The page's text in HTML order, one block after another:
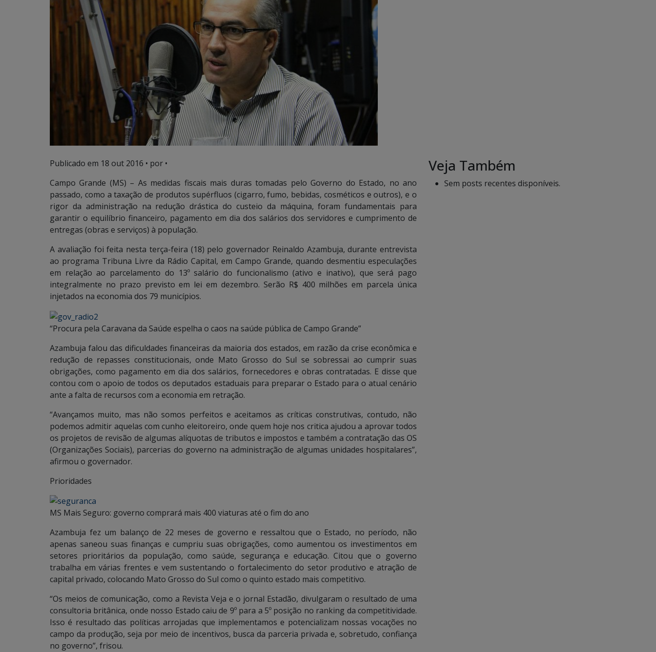
Publicado em 18 out 2016 • por •
Campo Grande (MS) – As medidas fiscais mais duras tomadas pelo Governo do Estado, no ano
passado, como a taxação de produtos supérfluos (cigarro, fumo, bebidas, cosméticos e outros), e o
rigor da administração na redução drástica do custeio da máquina, foram fundamentais para
garantir o equilíbrio financeiro, pagamento em dia dos salários dos servidores e cumprimento de
entregas (obras e serviços) à população.
A avaliação foi feita nesta terça-feira (18) pelo governador Reinaldo Azambuja, durante entrevista
ao programa Tribuna Livre da Rádio Capital, em Campo Grande, quando desmentiu especulações
em relação ao parcelamento do 13º salário do funcionalismo (ativo e inativo), que será pago
integralmente no prazo previsto em lei em dezembro. Serão R$ 400 milhões em parcela única
injetados na economia dos 79 municípios.
“Procura pela Caravana da Saúde espelha o caos na saúde pública de Campo Grande”
Azambuja falou das dificuldades financeiras da maioria dos estados, em razão da crise econômica e
redução de repasses constitucionais, onde Mato Grosso do Sul se sobressai ao cumprir suas
obrigações, como pagamento em dia dos salários, fornecedores e obras contratadas. E disse que
contou com o apoio de todos os deputados estaduais para preparar o Estado para o atual cenário
ante a falta de recursos com a economia em retração.
“Avançamos muito, mas não somos perfeitos e aceitamos as críticas construtivas, contudo, não
podemos admitir aquelas com cunho eleitoreiro, onde quem hoje nos critica ajudou a aprovar todos
os projetos de revisão de algumas alíquotas de tributos e impostos e também a contratação das OS
(Organizações Sociais), parcerias do governo na administração de algumas unidades hospitalares”,
afirmou o governador.
Prioridades
MS Mais Seguro: governo comprará mais 400 viaturas até o fim do ano
Azambuja fez um balanço de 22 meses de governo e ressaltou que o Estado, no período, não
apenas saneou suas finanças e cumpriu suas obrigações, como aumentou os investimentos em
setores prioritários da população, como saúde, segurança e educação. Citou que o governo
trabalha em várias frentes e vem sustentando o fortalecimento do setor produtivo e atração de
capital privado, colocando Mato Grosso do Sul como o quinto estado mais competitivo.
“Os meios de comunicação, como a Revista Veja e o jornal Estadão, divulgaram o resultado de uma
consultoria britânica, onde nosso Estado caiu de 9º para a 5º posição no ranking da competitividade.
Isso é resultado das políticas arrojadas que implementamos e potencializam nossas vocações no
campo da produção, seja por meio de incentivos, busca da parceria privada e, sobretudo, confiança
no governo”, frisou.
Veja Também
Sem posts recentes disponíveis.